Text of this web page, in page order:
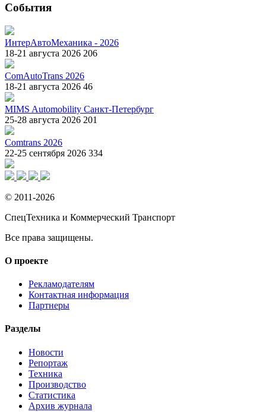
События
ИнтерАвтоМеханика - 2026
18-21 августа 2026 206
ComAutoTrans 2026
18-21 августа 2026 46
MIMS Automobility Санкт-Петербург
25-28 августа 2026 201
Comtrans 2026
22-25 сентября 2026 334
© 2011-2026
СпецТехника и Коммерческий Транспорт
Все права защищены.
О проекте
Рекламодателям
Контактная информация
Партнеры
Разделы
Новости
Репортаж
Техника
Производство
Статистика
Архив журнала